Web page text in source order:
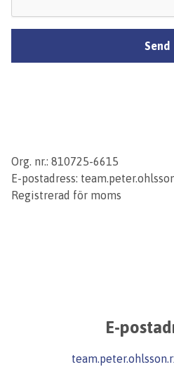
Send
Org. nr.: 810725-6615
E-postadress:
Registrerad för moms
E-